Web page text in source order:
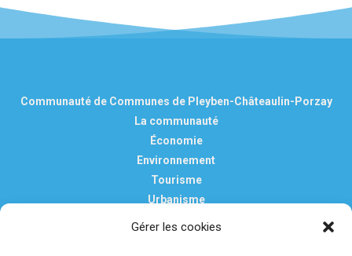
Gérer les cookies
Communauté de Communes de Pleyben-Châteaulin-Porzay
La communauté
Économie
Environnement
Tourisme
Urbanisme